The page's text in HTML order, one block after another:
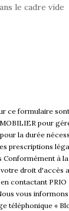
le cadre vide
ce formulaire
pour
la durée
prescriptions
Conformément à
droit d'accès
contactant PRIO
vous
téléphonique «